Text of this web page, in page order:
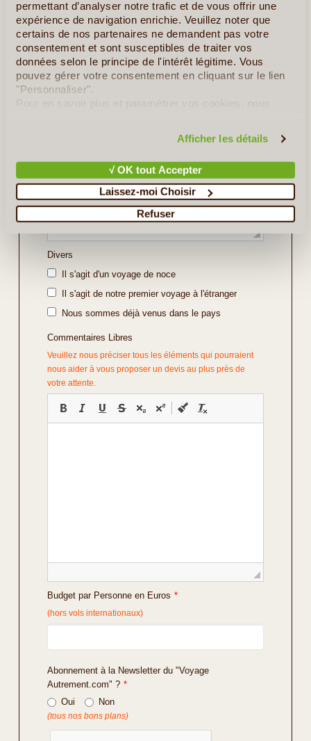
permettant d’analyser notre trafic et de vous offrir une
expérience de navigation enrichie. Veuillez noter que
certains de nos partenaires ne demandent pas votre
consentement et sont susceptibles de traiter vos
données selon le principe de l'intérêt légitime. Vous
pouvez gérer votre consentement en cliquant sur le lien
"Personnaliser".
Pour en savoir plus et paramétrer vos cookies, nous
Afficher les détails
√ OK tout Accepter
Laissez-moi Choisir
Refuser
Indiquez ici les régions ou sites que vous souhaitez
découvrir ou bien l'itinéraire souhaité (soyez le plus
précis possible).
Divers
Il s'agit d'un voyage de noce
Il s'agit de notre premier voyage à l'étranger
Nous sommes déjà venus dans le pays
Commentaires Libres
Veuillez nous préciser tous les éléments qui pourraient
nous aider à vous proposer un devis au plus près de
votre attente.
Budget par Personne en Euros *
(hors vols internationaux)
Abonnement à la Newsletter du "Voyage
Autrement.com" ? *
Oui
Non
(tous nos bons plans)